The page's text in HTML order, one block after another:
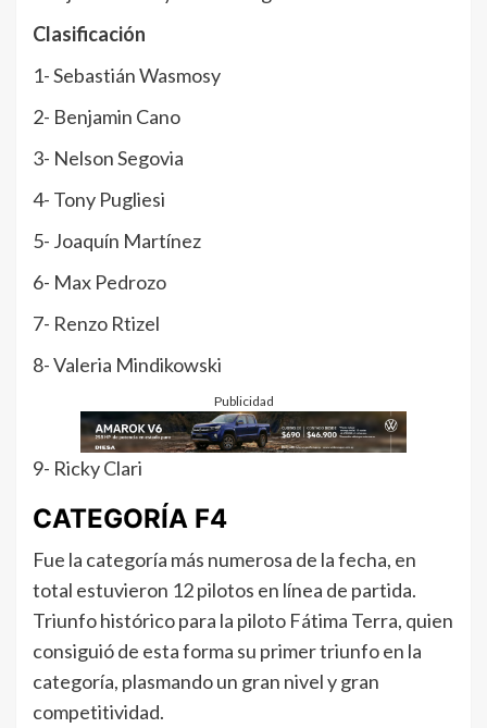
Clasificación
1- Sebastián Wasmosy
2- Benjamin Cano
3- Nelson Segovia
4- Tony Pugliesi
5- Joaquín Martínez
6- Max Pedrozo
7- Renzo Rtizel
8- Valeria Mindikowski
Publicidad
9- Ricky Clari
CATEGORÍA F4
Fue la categoría más numerosa de la fecha, en
total estuvieron 12 pilotos en línea de partida.
Triunfo histórico para la piloto Fátima Terra, quien
consiguió de esta forma su primer triunfo en la
categoría, plasmando un gran nivel y gran
competitividad.